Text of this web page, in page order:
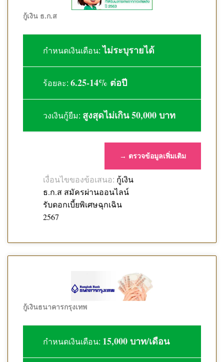
กู้เงิน ธ.ก.ส
กำหนดเงินเดือน: ไม่ระบุรายได้
ร้อยละ: 6.25-14% ต่อปี
วงเงินกู้ยืม: สูงสุดไม่เกิน 50,000 บาท
→ ตรวจข้อมูลเพิ่มเติม
เงื่อนไขของข้อเสนอ: กู้เงิน
ธ.ก.ส สมัครผ่านออนไลน์
รับดอกเบี้ยพิเศษฉุกเฉิน
2567
กู้เงินธนาคารกรุงเทพ
กำหนดเงินเดือน: 15,000 บาท/เดือน